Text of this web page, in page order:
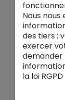
Salles à
Bienvenue
Nous
des tiers ;
exercer
demander
la loi